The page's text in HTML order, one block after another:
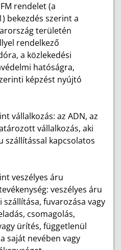
rendelet (a
bekezdés szerint a
területén
rendelkező
a közlekedési
hatóságra,
képzést nyújtó
vállalkozás: az ADN, az
vállalkozás, aki
szállítással kapcsolatos
veszélyes áru
veszélyes áru
fuvarozása vagy
csomagolás,
ürítés, függetlenül
saját nevében vagy